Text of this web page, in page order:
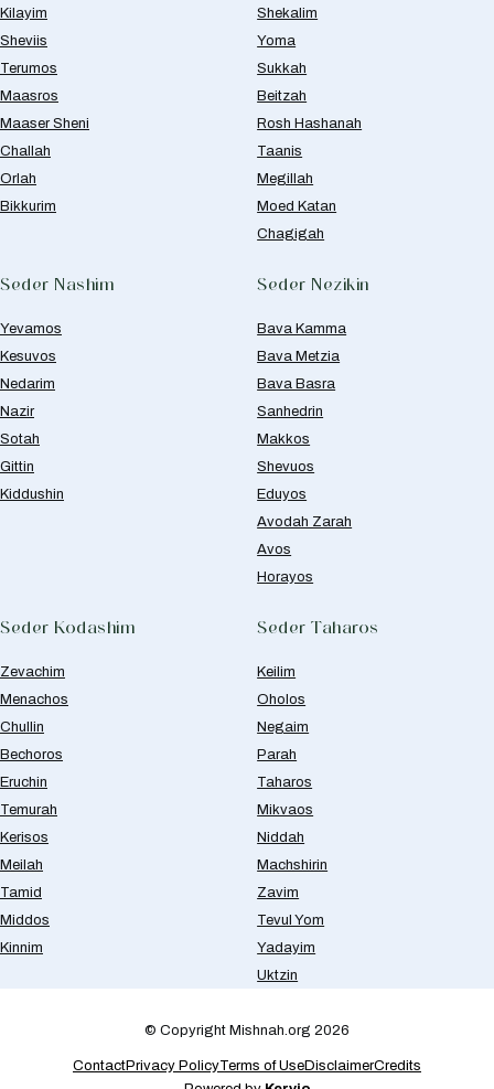
Kilayim
Sheviis
Terumos
Maasros
Maaser Sheni
Challah
Orlah
Bikkurim
Shekalim
Yoma
Sukkah
Beitzah
Rosh Hashanah
Taanis
Megillah
Moed Katan
Chagigah
Seder Nashim
Yevamos
Kesuvos
Nedarim
Nazir
Sotah
Gittin
Kiddushin
Seder Nezikin
Bava Kamma
Bava Metzia
Bava Basra
Sanhedrin
Makkos
Shevuos
Eduyos
Avodah Zarah
Avos
Horayos
Seder Kodashim
Zevachim
Menachos
Chullin
Bechoros
Eruchin
Temurah
Kerisos
Meilah
Tamid
Middos
Kinnim
Seder Taharos
Keilim
Oholos
Negaim
Parah
Taharos
Mikvaos
Niddah
Machshirin
Zavim
Tevul Yom
Yadayim
Uktzin
© Copyright Mishnah.org 2026
ContactPrivacy PolicyTerms of UseDisclaimerCredits